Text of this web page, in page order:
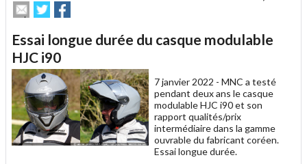
Envoyer
cet
à
un
ami
Partager
sur
sur
Essai longue durée du casque modulable
HJC i90
7 janvier 2022 - MNC a testé
pendant deux ans le casque
modulable HJC i90 et son
rapport qualités/prix
intermédiaire dans la gamme
ouvrable du fabricant coréen.
Essai longue durée.